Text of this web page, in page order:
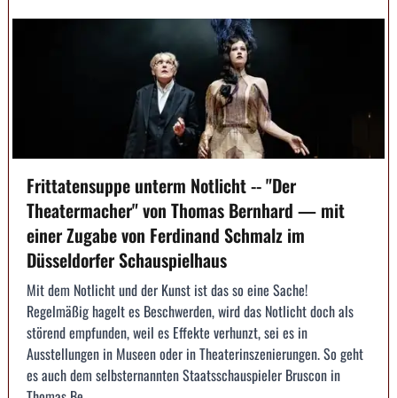
Frittatensuppe unterm Notlicht -- "Der
Theatermacher" von Thomas Bernhard — mit
einer Zugabe von Ferdinand Schmalz im
Düsseldorfer Schauspielhaus
Mit dem Notlicht und der Kunst ist das so eine Sache!
Regelmäßig hagelt es Beschwerden, wird das Notlicht doch als
störend empfunden, weil es Effekte verhunzt, sei es in
Ausstellungen in Museen oder in Theaterinszenierungen. So geht
es auch dem selbsternannten Staatsschauspieler Bruscon in